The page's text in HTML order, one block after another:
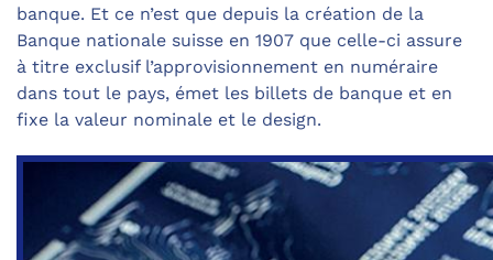
banque. Et ce n’est que depuis la création de la
Banque nationale suisse en 1907 que celle-ci assure
à titre exclusif l’approvisionnement en numéraire
dans tout le pays, émet les billets de banque et en
fixe la valeur nominale et le design.